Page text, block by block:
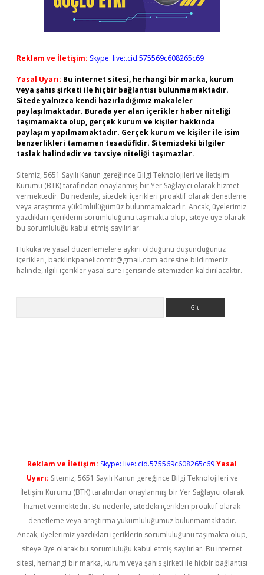
Reklam ve İletişim: Skype: live:.cid.575569c608265c69
Yasal Uyarı: Bu internet sitesi, herhangi bir marka, kurum
veya şahıs şirketi ile hiçbir bağlantısı bulunmamaktadır.
Sitede yalnızca kendi hazırladığımız makaleler
paylaşılmaktadır. Burada yer alan içerikler haber niteliği
taşımamakta olup, gerçek kurum ve kişiler hakkında
paylaşım yapılmamaktadır. Gerçek kurum ve kişiler ile isim
benzerlikleri tamamen tesadüfidir. Sitemizdeki bilgiler
taslak halindedir ve tavsiye niteliği taşımazlar.
Sitemiz, 5651 Sayılı Kanun gereğince Bilgi Teknolojileri ve İletişim
Kurumu (BTK) tarafından onaylanmış bir Yer Sağlayıcı olarak hizmet
vermektedir. Bu nedenle, sitedeki içerikleri proaktif olarak denetleme
veya araştırma yükümlülüğümüz bulunmamaktadır. Ancak, üyelerimiz
yazdıkları içeriklerin sorumluluğunu taşımakta olup, siteye üye olarak
bu sorumluluğu kabul etmiş sayılırlar.
Hukuka ve yasal düzenlemelere aykırı olduğunu düşündüğünüz
içerikleri, backlinkpanelicomtr@gmail.com adresine bildirmeniz
halinde, ilgili içerikler yasal süre içerisinde sitemizden kaldırılacaktır.
Reklam ve İletişim: Skype: live:.cid.575569c608265c69Yasal
Uyarı: Sitemiz, 5651 Sayılı Kanun gereğince Bilgi Teknolojileri ve
İletişim Kurumu (BTK) tarafından onaylanmış bir Yer Sağlayıcı olarak
hizmet vermektedir. Bu nedenle, sitedeki içerikleri proaktif olarak
denetleme veya araştırma yükümlülüğümüz bulunmamaktadır.
Ancak, üyelerimiz yazdıkları içeriklerin sorumluluğunu taşımakta olup,
siteye üye olarak bu sorumluluğu kabul etmiş sayılırlar. Bu internet
sitesi, herhangi bir marka, kurum veya şahıs şirketi ile hiçbir bağlantısı